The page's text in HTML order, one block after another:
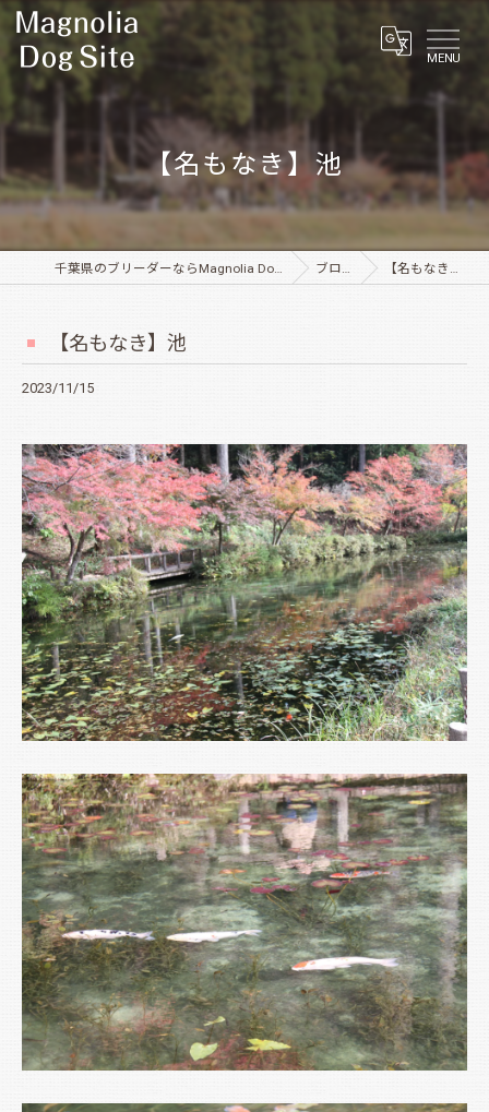
MENU
【名もなき】池
千葉県のブリーダーならMagnolia Dog Site ブログ 【名もなき】池
【名もなき】池
2023/11/15